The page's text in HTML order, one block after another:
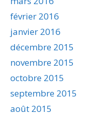
février 2016
janvier 2016
décembre 2015
novembre 2015
octobre 2015
septembre 2015
août 2015